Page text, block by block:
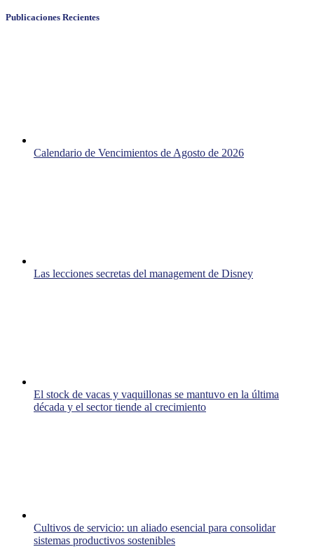
Publicaciones Recientes
Calendario de Vencimientos de Agosto de 2026
Las lecciones secretas del management de Disney
El stock de vacas y vaquillonas se mantuvo en la última
década y el sector tiende al crecimiento
Cultivos de servicio: un aliado esencial para consolidar
sistemas productivos sostenibles